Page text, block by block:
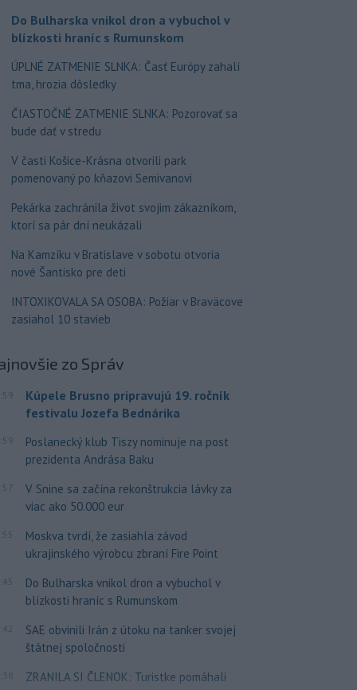
Do Bulharska vnikol dron a vybuchol v
blízkosti hraníc s Rumunskom
ÚPLNÉ ZATMENIE SLNKA: Časť Európy zahalí
tma, hrozia dôsledky
ČIASTOČNÉ ZATMENIE SLNKA: Pozorovať sa
bude dať v stredu
V časti Košice-Krásna otvorili park
pomenovaný po kňazovi Semivanovi
Pekárka zachránila život svojim zákazníkom,
ktorí sa pár dní neukázali
Na Kamzíku v Bratislave v sobotu otvoria
nové Šantisko pre deti
INTOXIKOVALA SA OSOBA: Požiar v Braväcove
zasiahol 10 stavieb
zo Správ
Kúpele Brusno pripravujú 19. ročník
festivalu Jozefa Bednárika
Poslanecký klub Tiszy nominuje na post
prezidenta Andrása Baku
V Snine sa začína rekonštrukcia lávky za
viac ako 50.000 eur
Moskva tvrdí, že zasiahla závod
ukrajinského výrobcu zbraní Fire Point
Do Bulharska vnikol dron a vybuchol v
blízkosti hraníc s Rumunskom
SAE obvinili Irán z útoku na tanker svojej
štátnej spoločnosti
ZRANILA SI ČLENOK: Turistke pomáhali